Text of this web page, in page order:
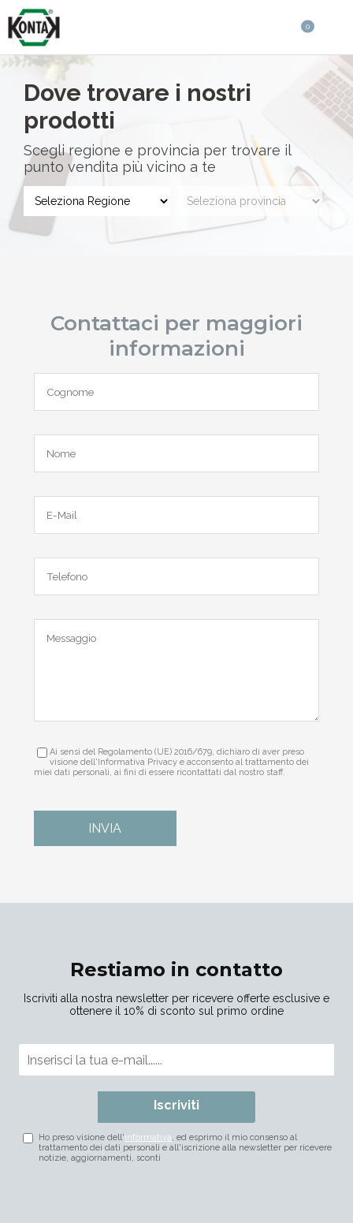
0
Dove trovare i nostri
prodotti
Scegli regione e provincia per trovare il
punto vendita più vicino a te
Contattaci per maggiori
informazioni
Ai sensi del Regolamento (UE) 2016/679, dichiaro di aver preso
visione dell'Informativa Privacy e acconsento al trattamento dei
miei dati personali, ai fini di essere ricontattati dal nostro staff.
INVIA
Restiamo in contatto
Iscriviti alla nostra newsletter per ricevere offerte esclusive e
ottenere il 10% di sconto sul primo ordine
Iscriviti
Ho preso visione dell'informativa, ed esprimo il mio consenso al
trattamento dei dati personali e all'iscrizione alla newsletter per ricevere
notizie, aggiornamenti, sconti